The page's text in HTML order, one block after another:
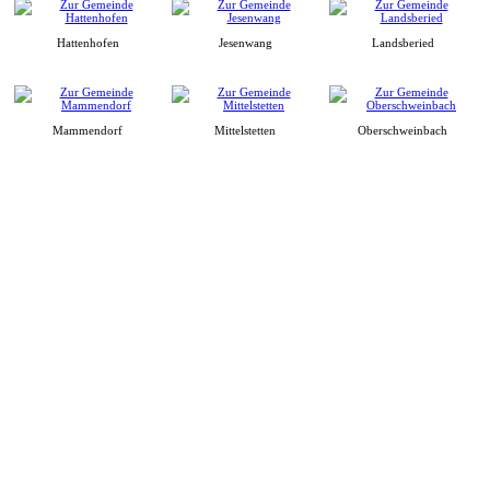
Hattenhofen Jesenwang Landsberied
Mammendorf Mittelstetten Oberschweinbach